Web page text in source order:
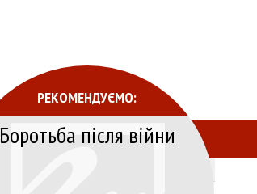
РЕКОМЕНДУЄМО:
Боротьба після війни